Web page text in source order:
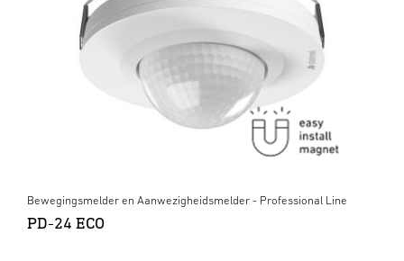
Bewegingsmelder en Aanwezigheidsmelder - Professional Line
PD-24 ECO